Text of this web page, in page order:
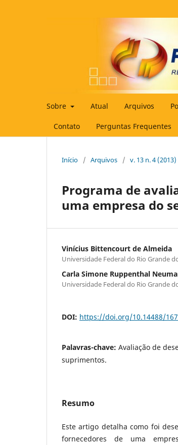
Sobre Atual Arquivos
Contato Perguntas Frequentes
Início / Arquivos / v. 13 n. 4 (2013)
Programa de
uma empresa do
Vinícius Bittencourt de Almeida
Universidade Federal do Rio Grande
Carla Simone Ruppenthal
Universidade Federal do Rio Grande
DOI: https://doi.org/10.14488/
Palavras-chave: Avaliação de
suprimentos.
Resumo
Este artigo detalha como foi
fornecedores de uma